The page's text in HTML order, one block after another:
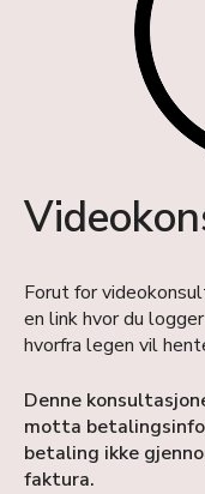
Forut for
en link hvor du
hvorfra legen vil
Denne
motta
betaling ikke
faktura.